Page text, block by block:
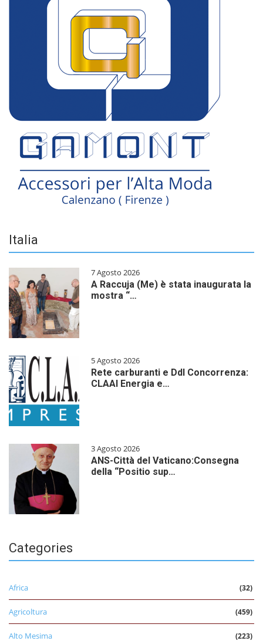
Italia
7 Agosto 2026
A Raccuja (Me) è stata inaugurata la
mostra “…
5 Agosto 2026
Rete carburanti e Ddl Concorrenza:
CLAAI Energia e…
3 Agosto 2026
ANS-Città del Vaticano:Consegna
della “Positio sup…
Categories
Africa (32)
Agricoltura (459)
Alto Mesima (223)